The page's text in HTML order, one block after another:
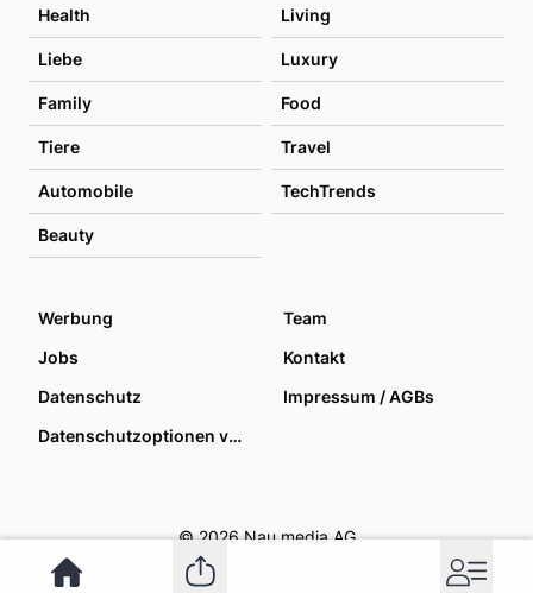
Health Living
Liebe Luxury
Family Food
Tiere Travel
Automobile TechTrends
Beauty
Werbung
Team
Jobs
Kontakt
Datenschutz
Impressum / AGBs
Datenschutzoptionen verwalten
© 2026 Nau media AG